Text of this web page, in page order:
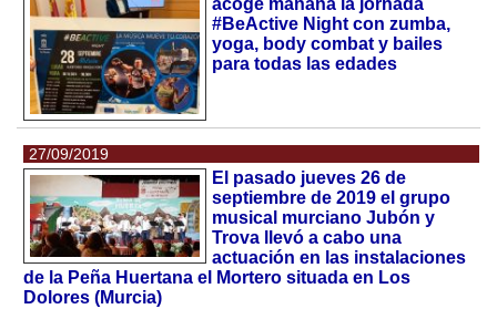
#BeActive Night con zumba,
yoga, body combat y bailes
para todas las edades
27/09/2019
El pasado jueves 26 de
septiembre de 2019 el grupo
musical murciano Jubón y
Trova llevó a cabo una
actuación en las instalaciones
de la Peña Huertana el Mortero situada en Los
Dolores (Murcia)